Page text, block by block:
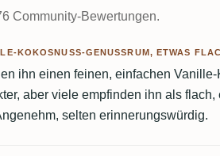
Community-Bewertungen.
KOKOSNUSS-GENUSSRUM, ETWAS
ihn einen feinen, einfachen
aber viele empfinden ihn als flach,
selten erinnerungswürdig.